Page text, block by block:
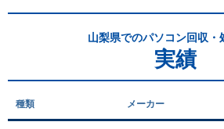
山梨県でのパソコン回収・
実績
種類 メーカー